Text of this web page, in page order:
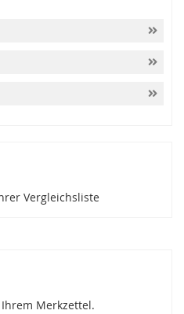
Vergleichsliste
Merkzettel.